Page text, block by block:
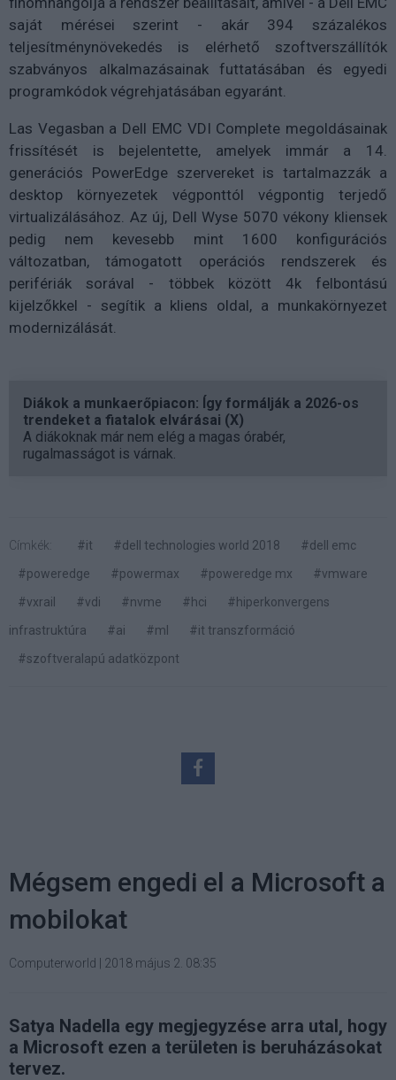
saját mérései szerint - akár 394 százalékos
teljesítménynövekedés is elérhető szoftverszállítók
szabványos alkalmazásainak futtatásában és egyedi
programkódok végrehjatásában egyaránt.
Las Vegasban a Dell EMC VDI Complete megoldásainak
frissítését is bejelentette, amelyek immár a 14.
generációs PowerEdge szervereket is tartalmazzák a
desktop környezetek végponttól végpontig terjedő
virtualizálásához. Az új, Dell Wyse 5070 vékony kliensek
pedig nem kevesebb mint 1600 konfigurációs
változatban, támogatott operációs rendszerek és
perifériák sorával - többek között 4k felbontású
kijelzőkkel - segítik a kliens oldal, a munkakörnyezet
modernizálását.
Diákok a munkaerőpiacon: Így formálják a 2026-os
trendeket a fiatalok elvárásai (X)
A diákoknak már nem elég a magas órabér,
rugalmasságot is várnak.
Címkék: #it #dell technologies world 2018
#dell emc
#poweredge
#powermax #poweredge mx
#vmware
#vxrail
#vdi #nvme #hci
#hiperkonvergens
infrastruktúra
#ai #ml
#it transzformáció
#szoftveralapú adatközpont
Mégsem engedi el a Microsoft a
mobilokat
Computerworld | 2018 május 2. 08:35
Satya Nadella egy megjegyzése arra utal, hogy
a Microsoft ezen a területen is beruházásokat
tervez.